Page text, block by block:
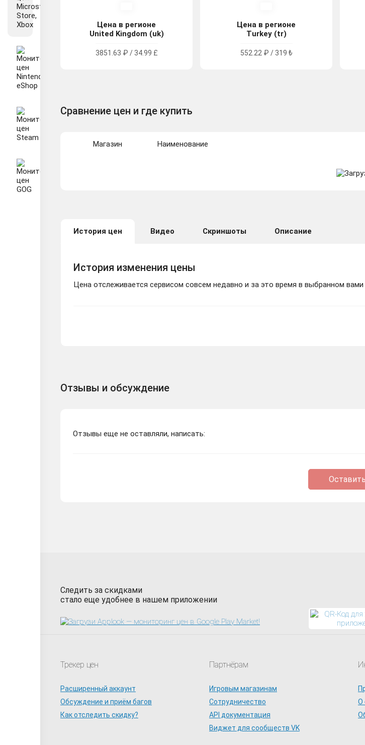
Цена в регионе
United Kingdom (uk)
3851.63 ₽ / 34.99 £
Цена в регионе
Turkey (tr)
552.22 ₽ / 319 ₺
Сравнение цен и где купить
Магазин Наименование
История цен Видео Скриншоты Описание
История изменения цены
Цена отслеживается сервисом совсем недавно и за это время в выбранном
Отзывы и обсуждение
Отзывы еще не оставляли, написать:
Следить за скидками
стало еще удобнее в нашем приложении
Трекер цен
Расширенный аккаунт
Обсуждение и приём багов
Как отследить скидку?
Партнёрам
Игровым магазинам
Сотрудничество
API документация
Виджет для сообществ VK
О